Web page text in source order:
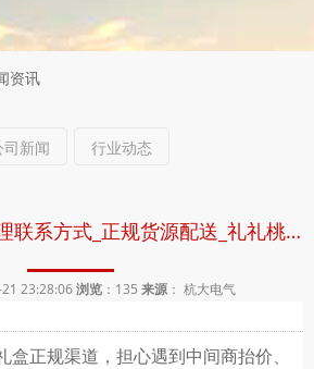
资讯
司新闻 行业动态
成都三只松鼠总代理联系方式_正规货源配送_礼礼桃供应链
21 23:28:06浏览 ： 135 来源： 杭大电气
盒正规渠道，担心遇到中间商抬价、